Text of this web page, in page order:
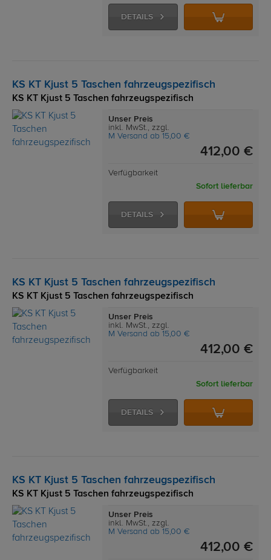
DETAILS
KS KT Kjust 5 Taschen fahrzeugspezifisch
KS KT Kjust 5 Taschen fahrzeugspezifisch
Unser Preis
inkl. MwSt., zzgl.
M Versand ab 15,00 €
412,00 €
Verfügbarkeit
Sofort lieferbar
DETAILS
KS KT Kjust 5 Taschen fahrzeugspezifisch
KS KT Kjust 5 Taschen fahrzeugspezifisch
Unser Preis
inkl. MwSt., zzgl.
M Versand ab 15,00 €
412,00 €
Verfügbarkeit
Sofort lieferbar
DETAILS
KS KT Kjust 5 Taschen fahrzeugspezifisch
KS KT Kjust 5 Taschen fahrzeugspezifisch
Unser Preis
inkl. MwSt., zzgl.
M Versand ab 15,00 €
412,00 €